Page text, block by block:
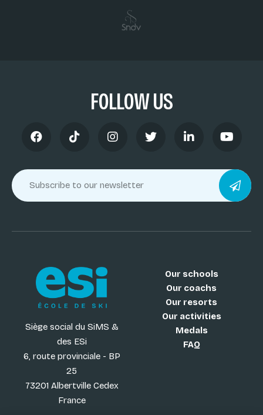
FOLLOW US
Siège social du SiMS &
des ESi
6, route provinciale - BP
25
73201 Albertville Cedex
France
Our schools
Our coachs
Our resorts
Our activities
Medals
FAQ